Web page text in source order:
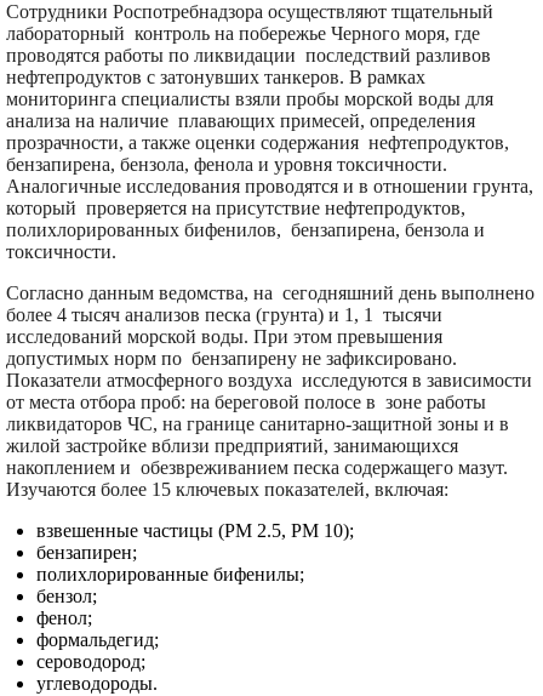
Сотрудники Роспотребнадзора осуществляют тщательный
лабораторный контроль на побережье Черного моря, где
проводятся работы по ликвидации последствий разливов
нефтепродуктов с затонувших танкеров. В рамках
мониторинга специалисты взяли пробы морской воды для
анализа на наличие плавающих примесей, определения
прозрачности, а также оценки содержания нефтепродуктов,
бензапирена, бензола, фенола и уровня токсичности.
Аналогичные исследования проводятся и в отношении грунта,
который проверяется на присутствие нефтепродуктов,
полихлорированных бифенилов, бензапирена, бензола и
токсичности.
Согласно данным ведомства, на сегодняшний день выполнено
более 4 тысяч анализов песка (грунта) и 1, 1 тысячи
исследований морской воды. При этом превышения
допустимых норм по бензапирену не зафиксировано.
Показатели атмосферного воздуха исследуются в зависимости
от места отбора проб: на береговой полосе в зоне работы
ликвидаторов ЧС, на границе санитарно-защитной зоны и в
жилой застройке вблизи предприятий, занимающихся
накоплением и обезвреживанием песка содержащего мазут.
Изучаются более 15 ключевых показателей, включая:
взвешенные частицы (РМ 2.5, РМ 10);
бензапирен;
полихлорированные бифенилы;
бензол;
фенол;
формальдегид;
сероводород;
углеводороды.